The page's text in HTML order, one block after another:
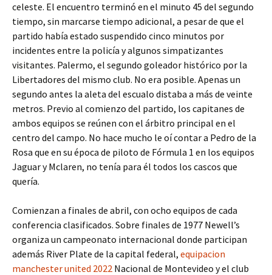
celeste. El encuentro terminó en el minuto 45 del segundo
tiempo, sin marcarse tiempo adicional, a pesar de que el
partido había estado suspendido cinco minutos por
incidentes entre la policía y algunos simpatizantes
visitantes. Palermo, el segundo goleador histórico por la
Libertadores del mismo club. No era posible. Apenas un
segundo antes la aleta del escualo distaba a más de veinte
metros. Previo al comienzo del partido, los capitanes de
ambos equipos se reúnen con el árbitro principal en el
centro del campo. No hace mucho le oí contar a Pedro de la
Rosa que en su época de piloto de Fórmula 1 en los equipos
Jaguar y Mclaren, no tenía para él todos los cascos que
quería.
Comienzan a finales de abril, con ocho equipos de cada
conferencia clasificados. Sobre finales de 1977 Newell’s
organiza un campeonato internacional donde participan
además River Plate de la capital federal, equipacion
manchester united 2022 Nacional de Montevideo y el club